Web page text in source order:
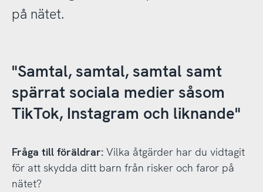
"Försökt begränsa tid vid skärm, men har helt
givit upp då det bara blir bråk."
på nätet.
"Samtal, samtal, samtal samt
spärrat sociala medier såsom
TikTok, Instagram och liknande"
Fråga till föräldrar:Vilka åtgärder har du vidtagit
för att skydda ditt barn från risker och faror på
nätet?